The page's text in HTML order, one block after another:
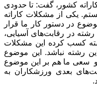
کشور، گفت: تا حدودی
یکی از مشکلات کاراته
در دستور کار ما قرار
در رقابت‌های آسیایی،
کسب کرده این مشکلات
رشته نباشد. این موضوع
ما هم بر این موضوع
بعدی ورزشکاران به